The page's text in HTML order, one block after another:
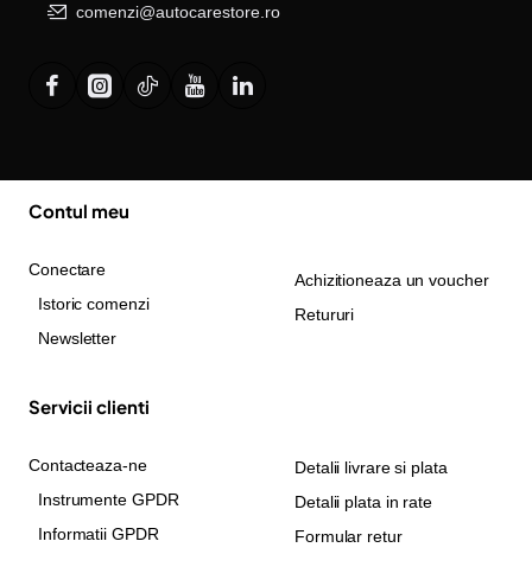
comenzi@autocarestore.ro
Contul meu
Conectare
Istoric comenzi
Newsletter
Achizitioneaza un voucher
Retururi
Servicii clienti
Contacteaza-ne
Instrumente GPDR
Informatii GPDR
Detalii livrare si plata
Detalii plata in rate
Formular retur